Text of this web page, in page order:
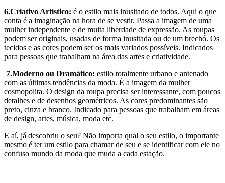
6.Criativo Artístico: é o estilo mais inusitado de todos. Aqui o que
conta é a imaginação na hora de se vestir. Passa a imagem de uma
mulher independente e de muita liberdade de expressão. As roupas
podem ser originais, usadas de forma inusitada ou de um brechó. Os
tecidos e as cores podem ser os mais variados possíveis. Indicados
para pessoas que trabalham na área das artes e criatividade.
7.Moderno ou Dramático: estilo totalmente urbano e antenado
com as últimas tendências da moda. É a imagem da mulher
cosmopolita. O design da roupa precisa ser interessante, com poucos
detalhes e de desenhos geométricos. As cores predominantes são
preto, cinza e branco. Indicado para pessoas que trabalham em áreas
de design, artes, música, moda etc.
E aí, já descobriu o seu? Não importa qual o seu estilo, o importante
mesmo é ter um estilo para chamar de seu e se identificar com ele no
confuso mundo da moda que muda a cada estação.